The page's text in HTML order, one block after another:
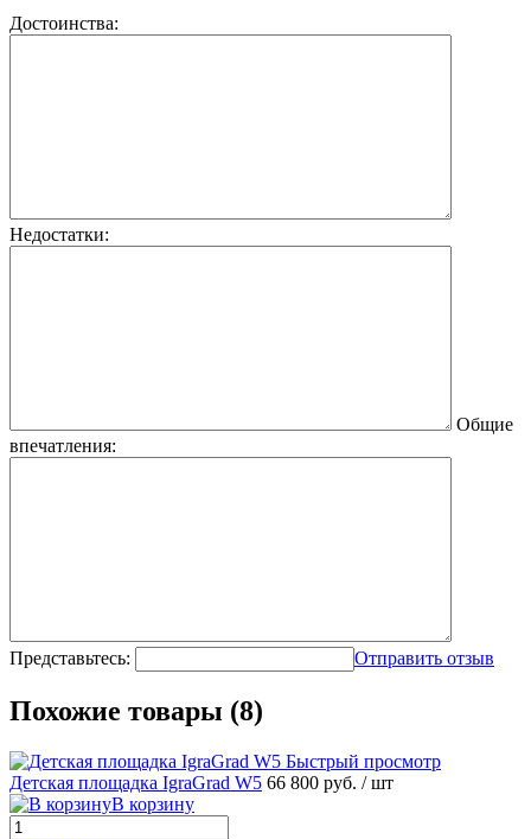
Достоинства:
Недостатки:
Общие
впечатления:
Представьтесь: Отправить отзыв
Похожие товары (8)
Быстрый просмотр
Детская площадка IgraGrad W5 66 800 руб. / шт
В корзину